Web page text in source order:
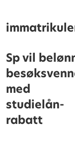
Sp vil
med
studielån-
rabatt